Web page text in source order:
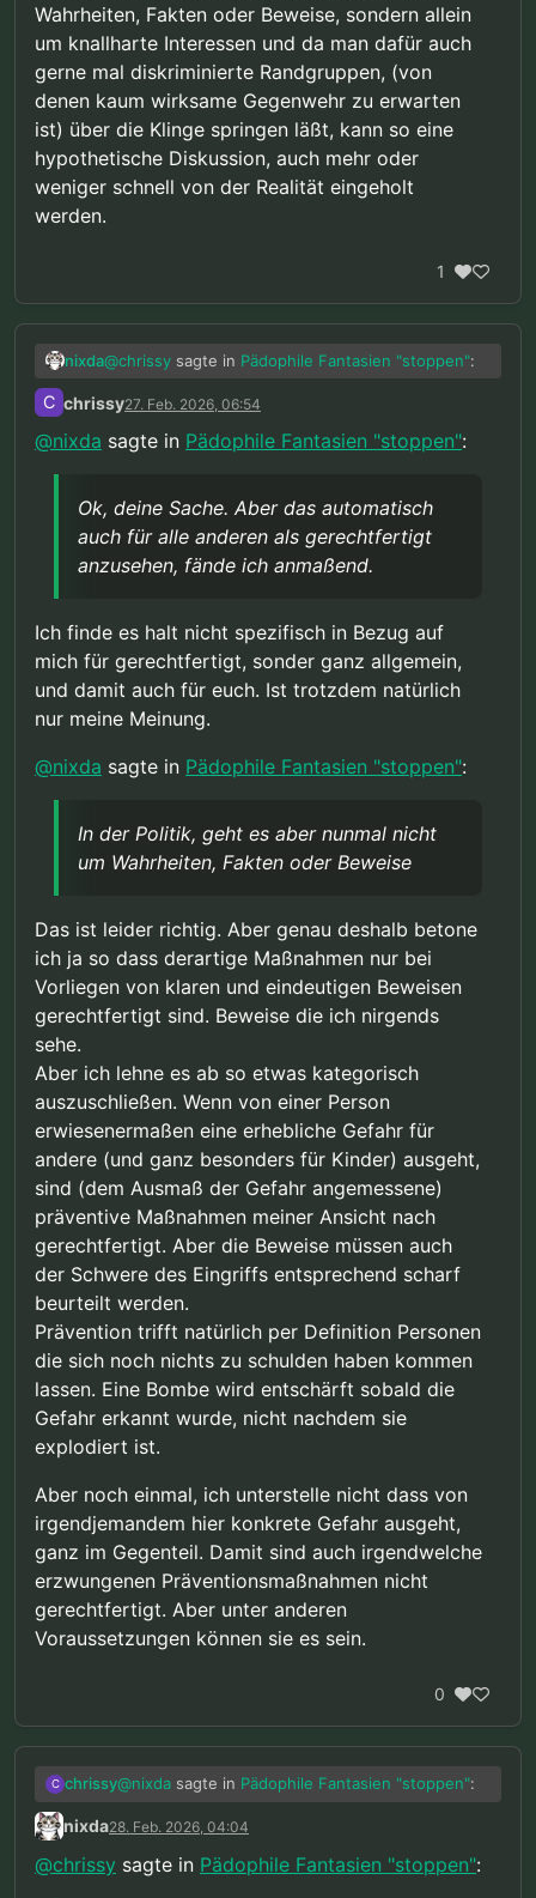
Wahrheiten, Fakten oder Beweise, sondern allein
um knallharte Interessen und da man dafür auch
gerne mal diskriminierte Randgruppen, (von
denen kaum wirksame Gegenwehr zu erwarten
ist) über die Klinge springen läßt, kann so eine
hypothetische Diskussion, auch mehr oder
weniger schnell von der Realität eingeholt
werden.
1
nixda@chrissy sagte in Pädophile Fantasien "stoppen":
eine entsprechende extreme Gefahr für
auch präventiv gerechtfertigt.”
ich anmaßend.
@chrissysagte inPädophile Fantasien "stoppen"
“Dieser Nachweis einer zumindest hohen
vorhanden und nach allem was wir wissen
auch nicht erbringbar, da alle aktuell
vorliegenden Daten das Gegenteil sagen.
Daher ist diese ganze Diskussion rein
hypothetisch.”
In der Politik, geht es aber nunmal nicht um
Wahrheiten, Fakten oder Beweise, sondern allein
um knallharte Interessen und da man dafür auch
gerne mal diskriminierte Randgruppen, (von denen
kaum wirksame Gegenwehr zu erwarten ist) über
die Klinge springen läßt, kann so eine
hypothetische Diskussion, auch mehr oder weniger
schnell von der Realität eingeholt werden.
C chrissy27. Feb. 2026, 06:54
@nixda sagte in Pädophile Fantasien "stoppen":
Ok, deine Sache. Aber das automatisch
auch für alle anderen als gerechtfertigt
anzusehen, fände ich anmaßend.
Ich finde es halt nicht spezifisch in Bezug auf
mich für gerechtfertigt, sonder ganz allgemein,
und damit auch für euch. Ist trotzdem natürlich
nur meine Meinung.
@nixda sagte in Pädophile Fantasien "stoppen":
In der Politik, geht es aber nunmal nicht
um Wahrheiten, Fakten oder Beweise
Das ist leider richtig. Aber genau deshalb betone
ich ja so dass derartige Maßnahmen nur bei
Vorliegen von klaren und eindeutigen Beweisen
gerechtfertigt sind. Beweise die ich nirgends
sehe.
Aber ich lehne es ab so etwas kategorisch
auszuschließen. Wenn von einer Person
erwiesenermaßen eine erhebliche Gefahr für
andere (und ganz besonders für Kinder) ausgeht,
sind (dem Ausmaß der Gefahr angemessene)
präventive Maßnahmen meiner Ansicht nach
gerechtfertigt. Aber die Beweise müssen auch
der Schwere des Eingriffs entsprechend scharf
beurteilt werden.
Prävention trifft natürlich per Definition Personen
die sich noch nichts zu schulden haben kommen
lassen. Eine Bombe wird entschärft sobald die
Gefahr erkannt wurde, nicht nachdem sie
explodiert ist.
Aber noch einmal, ich unterstelle nicht dass von
irgendjemandem hier konkrete Gefahr ausgeht,
ganz im Gegenteil. Damit sind auch irgendwelche
erzwungenen Präventionsmaßnahmen nicht
gerechtfertigt. Aber unter anderen
Voraussetzungen können sie es sein.
0
C chrissy@nixda sagte in Pädophile Fantasien "stoppen":
auch für alle anderen als gerechtfertigt
nixda28. Feb. 2026, 04:04
@chrissy sagte in Pädophile Fantasien "stoppen":